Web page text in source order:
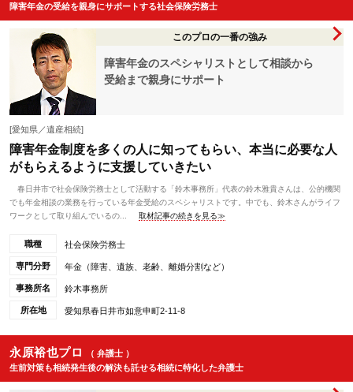
障害年金の受給を親身にサポートする社会保険労務士
このプロの一番の強み
障害年金のスペシャリストとして相談から
受給まで親身にサポート
[愛知県／遺産相続]
障害年金制度を多くの人に知ってもらい、本当に必要な人
がもらえるように支援していきたい
春日井市で社会保険労務士として活動する「鈴木事務所」代表の鈴木雅貴さんは、公的機関
でも年金相談の業務を行っている年金受給のスペシャリストです。中でも、鈴木さんがライフ
ワークとして取り組んでいるの...
取材記事の続きを見る≫
職種 社会保険労務士
専門分野 年金（障害、遺族、老齢、離婚分割など）
事務所名 鈴木事務所
所在地 愛知県春日井市如意申町2-11-8
永原裕也プロ
（ 弁護士 ）
生前対策も相続発生後の解決も託せる相続に特化した弁護士